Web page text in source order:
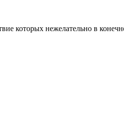
которых нежелательно в